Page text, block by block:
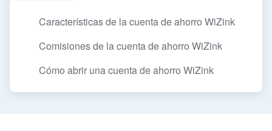
Características de la cuenta de ahorro WiZink
Comisiones de la cuenta de ahorro WiZink
Cómo abrir una cuenta de ahorro WiZink